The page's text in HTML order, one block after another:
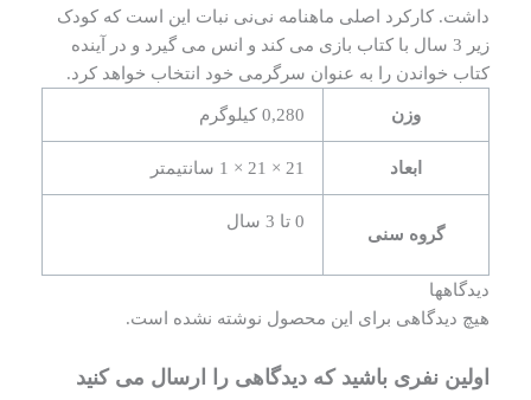
داشت. کارکرد اصلی ماهنامه نی‌نی نبات این است که کودک
زیر 3 سال با کتاب بازی می کند و انس می گیرد و در آینده
کتاب خواندن را به عنوان سرگرمی خود انتخاب خواهد کرد.
وزن 0,280 کیلوگرم
ابعاد 21 × 21 × 1 سانتیمتر
گروه سنی
0 تا 3 سال
دیدگاهها
هیچ دیدگاهی برای این محصول نوشته نشده است.
اولین نفری باشید که دیدگاهی را ارسال می کنید